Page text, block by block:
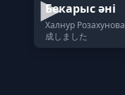
Бекарыс әні
Халнур
成しました